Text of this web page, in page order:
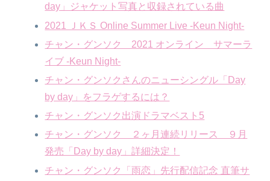
day」ジャケット写真と収録されている曲
2021 ＪＫＳ Online Summer Live -Keun Night-
チャン・グンソク 2021 オンライン サマーラ
イブ -Keun Night-
チャン・グンソクさんのニューシングル「Day
by day」をフラゲするには？
チャン・グンソク出演ドラマベスト5
チャン・グンソク ２ヶ月連続リリース ９月
発売「Day by day」詳細決定！
チャン・グンソク「雨恋」先行配信記念 直筆サ